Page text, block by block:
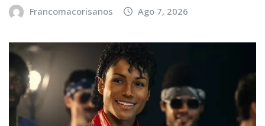
Francomacorisanos Ago 7, 2026